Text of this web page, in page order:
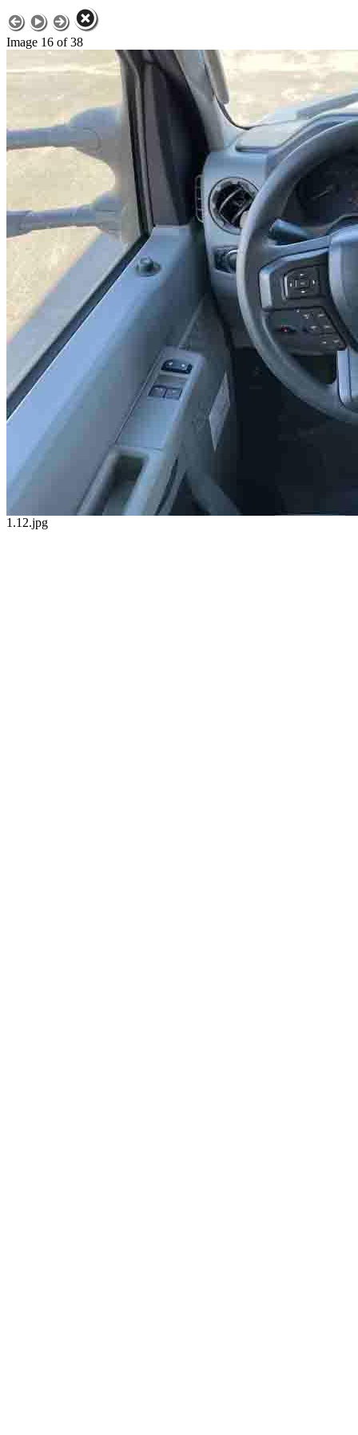
Image 16 of 38
1.12.jpg